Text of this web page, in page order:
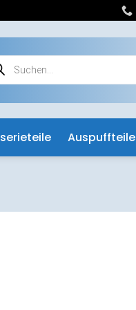
Auspuffteile